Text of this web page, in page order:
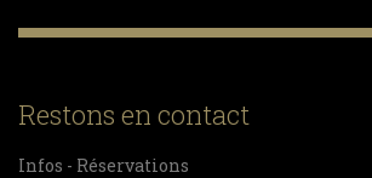
Restons en contact
Infos - Réservations